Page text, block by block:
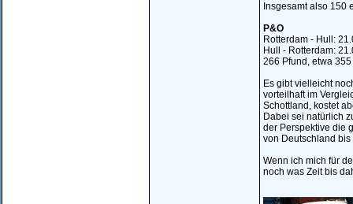
Insgesamt also 150
P&O
Rotterdam - Hull:
Hull - Rotterdam:
266 Pfund, etwa
Es gibt vielleicht
vorteilhaft im
Schottland, kostet
Dabei sei natürlich
der Perspektive die
von Deutschland
Wenn ich mich für
noch was Zeit bis